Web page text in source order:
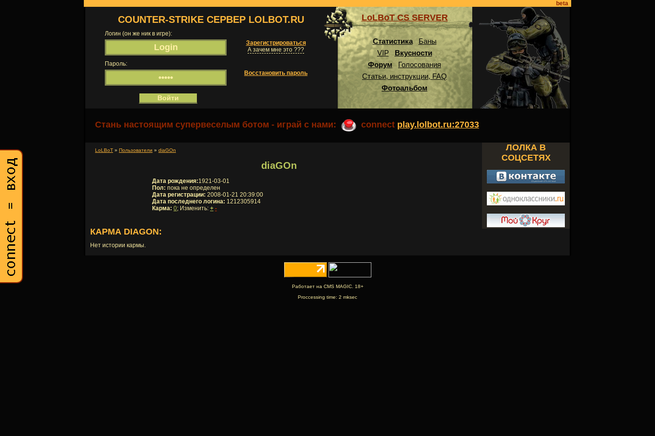
beta
COUNTER-STRIKE СЕРВЕР LOLBOT.RU
Логин (он же ник в игре):
Зарегистрироваться
А зачем мне это ???
Пароль:
Восстановить пароль
LoLBoT CS SERVER
Статистика
Баны
VIP
Вкусности
Форум
Голосования
Статьи, инструкции, FAQ
Фотоальбом
Стань настоящим супервеселым ботом - играй с нами: connect play.lolbot.ru:27033
LoLBoT » Пользователи » diaGOn
diaGOn
Дата рождения:1921-03-01
Пол: пока не определен
Дата регистрации: 2008-01-21 20:39:00
Дата последнего логина: 1212305914
Карма: 0; Изменить: + -
КАРМА DIAGON:
Нет истории кармы.
ЛОЛКА В
СОЦСЕТЯХ
Работает на CMS MAGIC. 18+
Proccessing time: 2 mksec